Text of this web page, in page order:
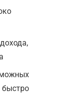
быстро